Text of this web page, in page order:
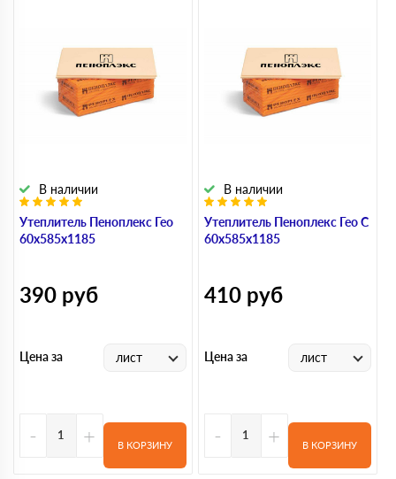
Утеплитель Пеноплекс Гео
60х585х1185
В наличии
390 руб
Цена за лист
- + В КОРЗИНУ
Утеплитель Пеноплекс Гео С
60х585х1185
В наличии
410 руб
Цена за лист
- + В КОРЗИНУ